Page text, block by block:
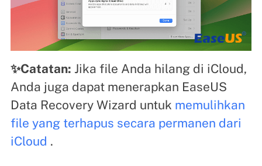
✨Catatan: Jika file Anda hilang di iCloud,
Anda juga dapat menerapkan EaseUS
Data Recovery Wizard untuk memulihkan
file yang terhapus secara permanen dari
iCloud .